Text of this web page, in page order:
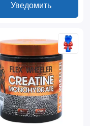
Уведомить